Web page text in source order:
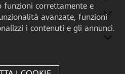
correttamente e
avanzate, funzioni
i contenuti e gli annunci.